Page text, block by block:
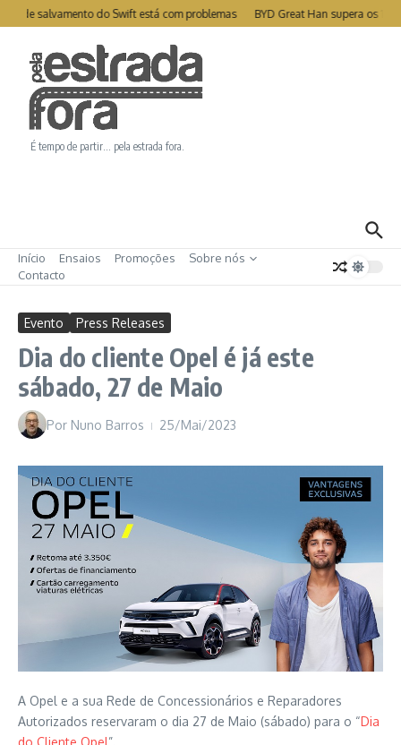
Ir para o conteúdo
de salvamento do Swift está com problemas BYD Great Han supera os
É tempo de partir… pela estrada fora.
Início Ensaios Promoções
Sobre nós
Contacto
Evento Press Releases
Dia do cliente Opel é já este
sábado, 27 de Maio
Por Nuno Barros 25/Mai/2023
A Opel e a sua Rede de Concessionários e Reparadores
Autorizados reservaram o dia 27 de Maio (sábado) para o “Dia
do Cliente Opel”.